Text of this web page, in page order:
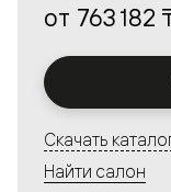
а большой выбор
решения в
Алюминиевые
с алюминиевыми
от 763 182
Скачать
Найти салон